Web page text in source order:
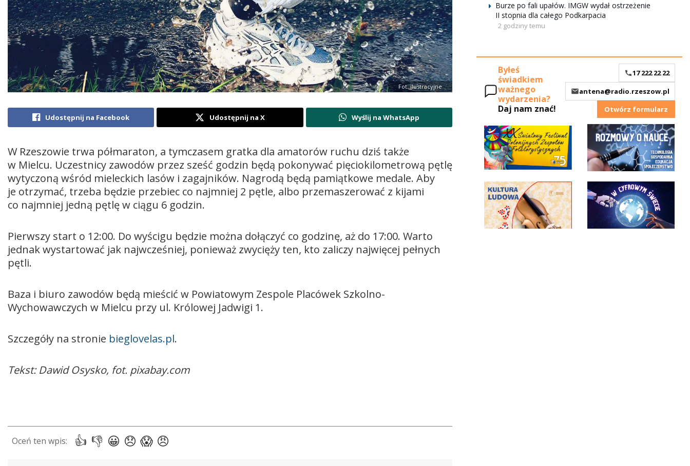
Fot. ilustracyjne
Udostępnij na Facebook Udostępnij na X Wyślij na WhatsApp
W Rzeszowie trwa półmaraton, a tymczasem gratka dla amatorów ruchu dziś także
w Mielcu. Uczestnicy zawodów przez sześć godzin będą pokonywać pięciokilometrową pętlę
wytyczoną wśród mieleckich lasów i zagajników. Nagrodą będą pamiątkowe medale. Aby
je otrzymać, trzeba będzie przebiec co najmniej 2 pętle, albo przemaszerować z kijami
co najmniej jedną pętlę w ciągu 6 godzin.
Pierwszy start o 12:00. Do wyścigu będzie można dołączyć co godzinę, aż do 17:00. Warto
jednak wystartować jak najwcześniej, ponieważ zwycięży ten, kto zaliczy najwięcej pełnych
pętli.
Baza i biuro zawodów będą mieścić w Powiatowym Zespole Placówek Szkolno-
Wychowawczych w Mielcu przy ul. Królowej Jadwigi 1.
Szczegóły na stronie bieglovelas.pl.
Tekst: Dawid Osysko, fot. pixabay.com
Burze po fali upałów. IMGW wydał ostrzeżenie
II stopnia dla całego Podkarpacia
2 godziny temu
Byłeś
świadkiem
ważnego
wydarzenia?
Daj nam znać!
17 222 22 22
antena@radio.rzeszow.pl
Otwórz formularz